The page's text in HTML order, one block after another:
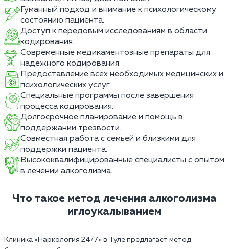
Гуманный подход и внимание к психологическому
состоянию пациента.
Доступ к передовым исследованиям в области
кодирования.
Современные медикаментозные препараты для
надежного кодирования.
Предоставление всех необходимых медицинских и
психологических услуг.
Специальные программы после завершения
процесса кодирования.
Долгосрочное планирование и помощь в
поддержании трезвости.
Совместная работа с семьей и близкими для
поддержки пациента.
Высококвалифицированные специалисты с опытом
в лечении алкоголизма.
Что такое метод лечения алкоголизма
иглоукалыванием
Клиника «Наркология 24/7» в Туле предлагает метод